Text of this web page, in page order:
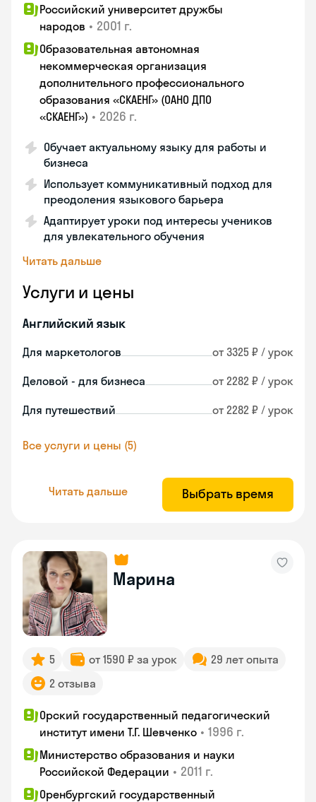
Российский университет дружбы
народов • 2001 г.
Образовательная автономная
некоммерческая организация
дополнительного профессионального
образования «СКАЕНГ» (ОАНО ДПО
«СКАЕНГ») • 2026 г.
Обучает актуальному языку для работы и
бизнеса
Использует коммуникативный подход для
преодоления языкового барьера
Адаптирует уроки под интересы учеников
для увлекательного обучения
Читать дальше
Услуги и цены
Английский язык
Для маркетологов от 3325 ₽ / урок
Деловой - для бизнеса от 2282 ₽ / урок
Для путешествий от 2282 ₽ / урок
Все услуги и цены (5)
Читать дальше Выбрать время
Марина
5 от 1590 ₽ за урок
29 лет опыта
2 отзыва
Орский государственный педагогический
институт имени Т.Г. Шевченко • 1996 г.
Министерство образования и науки
Российской Федерации • 2011 г.
Оренбургский государственный